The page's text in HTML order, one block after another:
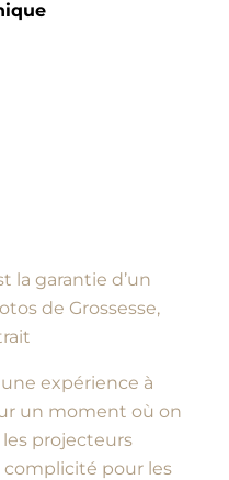
la garantie d’un
de Grossesse,
expérience à
un moment où on
projecteurs
complicité pour les